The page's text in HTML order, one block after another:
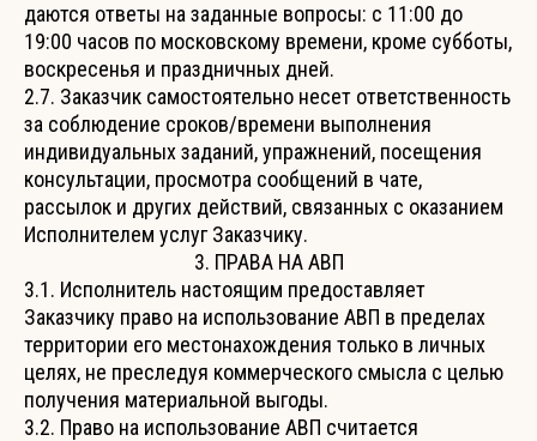
даются ответы на заданные вопросы: с 11:00 до
19:00 часов по московскому времени, кроме субботы,
воскресенья и праздничных дней.
2.7. Заказчик самостоятельно несет ответственность
за соблюдение сроков/времени выполнения
индивидуальных заданий, упражнений, посещения
консультации, просмотра сообщений в чате,
рассылок и других действий, связанных с оказанием
Исполнителем услуг Заказчику.
3. ПРАВА НА АВП
3.1. Исполнитель настоящим предоставляет
Заказчику право на использование АВП в пределах
территории его местонахождения только в личных
целях, не преследуя коммерческого смысла с целью
получения материальной выгоды.
3.2. Право на использование АВП считается